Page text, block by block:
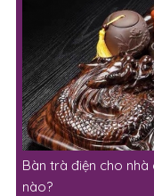
Bàn trà điện cho
nào?